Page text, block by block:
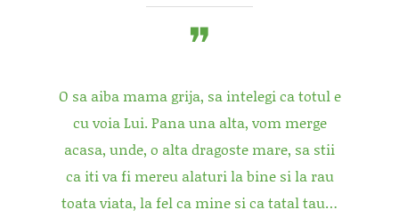
O sa aiba mama grija, sa intelegi ca totul e
cu voia Lui. Pana una alta, vom merge
acasa, unde, o alta dragoste mare, sa stii
ca iti va fi mereu alaturi la bine si la rau
toata viata, la fel ca mine si ca tatal tau…